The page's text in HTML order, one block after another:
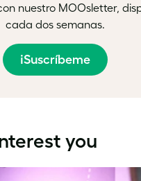
nuestro MOOsletter,
cada dos semanas.
¡Suscríbeme
you